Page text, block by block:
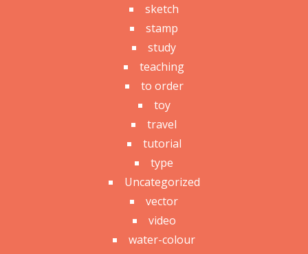
sketch
stamp
study
teaching
to order
toy
travel
tutorial
type
Uncategorized
vector
video
water-colour